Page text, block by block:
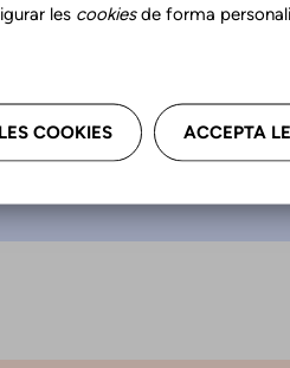
les cookiesde forma
COOKIES ACCEPTA